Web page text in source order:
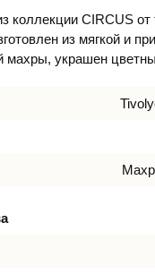
коллекции CIRCUS от
из мягкой и
махры, украшен